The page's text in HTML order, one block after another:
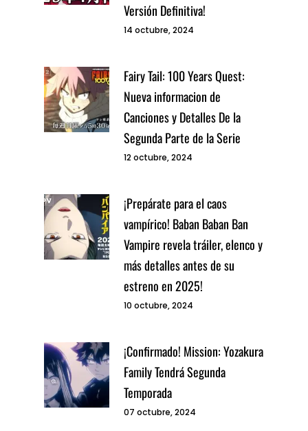
Versión Definitiva!
14 octubre, 2024
Fairy Tail: 100 Years Quest:
Nueva informacion de
Canciones y Detalles De la
Segunda Parte de la Serie
12 octubre, 2024
¡Prepárate para el caos
vampírico! Baban Baban Ban
Vampire revela tráiler, elenco y
más detalles antes de su
estreno en 2025!
10 octubre, 2024
¡Confirmado! Mission: Yozakura
Family Tendrá Segunda
Temporada
07 octubre, 2024